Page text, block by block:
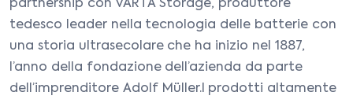
partnership con VARTA Storage, produttore
tedesco leader nella tecnologia delle batterie con
una storia ultrasecolare che ha inizio nel 1887,
l’anno della fondazione dell’azienda da parte
dell’imprenditore Adolf Müller.I prodotti altamente